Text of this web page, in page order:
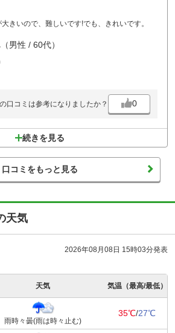
きいので、難しいです!でも、きれいです。
（男性 / 60代）
口コミは参考になりましたか？ 0
続きを見る
口コミをもっと見る
天気
2026年08月08日 15時03分発表
天気 気温（最高/最低）
雨時々曇(雨は時々止む)
35℃/27℃